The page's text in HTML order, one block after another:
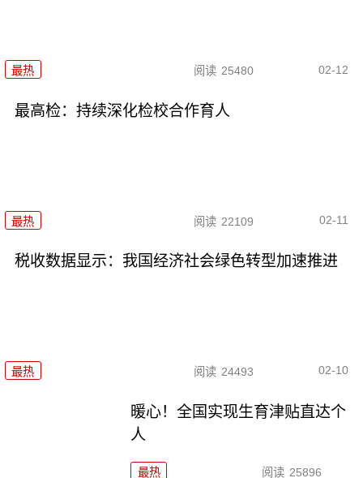
最热 阅读 25480 02-12
最高检：持续深化检校合作育人
最热 阅读 22109 02-11
税收数据显示：我国经济社会绿色转型加速推进
最热 阅读 24493 02-10
暖心！全国实现生育津贴直达个
人
最热 阅读 25896